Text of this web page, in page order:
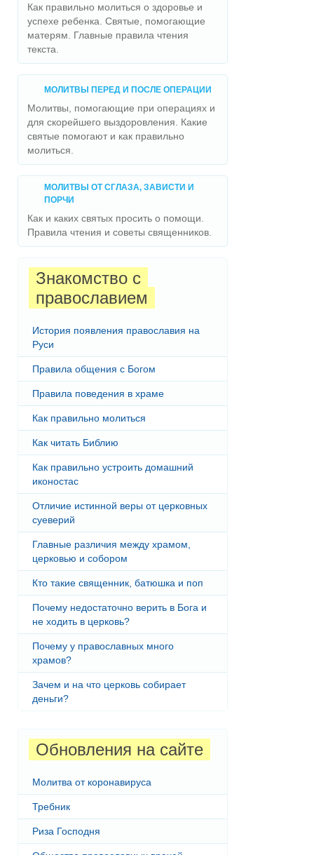
Как правильно молиться о здоровье и
успехе ребенка. Святые, помогающие
матерям. Главные правила чтения
текста.
МОЛИТВЫ ПЕРЕД И ПОСЛЕ ОПЕРАЦИИ
Молитвы, помогающие при операциях и
для скорейшего выздоровления. Какие
святые помогают и как правильно
молиться.
МОЛИТВЫ ОТ СГЛАЗА, ЗАВИСТИ И
ПОРЧИ
Как и каких святых просить о помощи.
Правила чтения и советы священников.
Знакомство с
православием
История появления православия на
Руси
Правила общения с Богом
Правила поведения в храме
Как правильно молиться
Как читать Библию
Как правильно устроить домашний
иконостас
Отличие истинной веры от церковных
суеверий
Главные различия между храмом,
церковью и собором
Кто такие священник, батюшка и поп
Почему недостаточно верить в Бога и
не ходить в церковь?
Почему у православных много
храмов?
Зачем и на что церковь собирает
деньги?
Обновления на сайте
Молитва от коронавируса
Требник
Риза Господня